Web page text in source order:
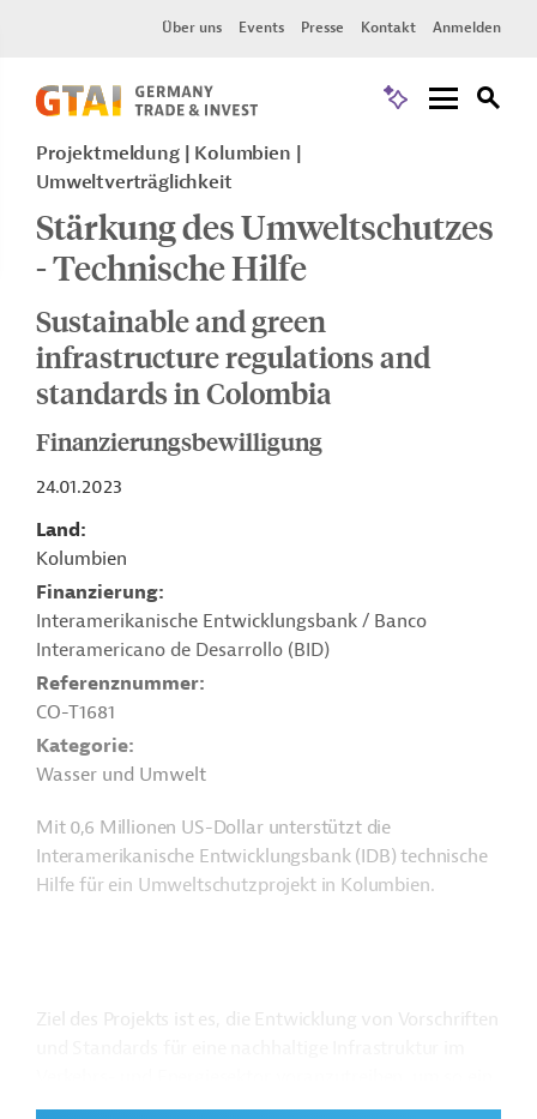
Über uns Events Presse Kontakt Anmelden
Projektmeldung
Kolumbien
Umweltverträglichkeit
Stärkung des Umweltschutzes
- Technische Hilfe
Sustainable and green
infrastructure regulations and
standards in Colombia
Finanzierungsbewilligung
24.01.2023
Land
Kolumbien
Finanzierung
Interamerikanische Entwicklungsbank / Banco
Interamericano de Desarrollo (BID)
Referenznummer
CO-T1681
Kategorie
Wasser und Umwelt
Mit 0,6 Millionen US-Dollar unterstützt die
Interamerikanische Entwicklungsbank (IDB) technische
Hilfe für ein Umweltschutzprojekt in Kolumbien.
Ziel des Projekts ist es, die Entwicklung von Vorschriften
günstiges Umfeld für den Einsatz von Investitionen des